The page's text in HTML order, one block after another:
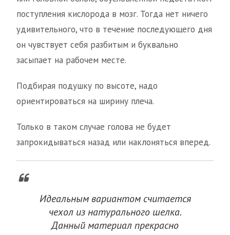
поступления кислорода в мозг. Тогда нет ничего
удивительного, что в течение последующего дня
он чувствует себя разбитым и буквально
засыпает на рабочем месте.
Подбирая подушку по высоте, надо
ориентироваться на ширину плеча.
Только в таком случае голова не будет
запрокидываться назад или наклоняться вперед.
Идеальным вариантом считается
чехол из натурального шелка.
Данный материал прекрасно